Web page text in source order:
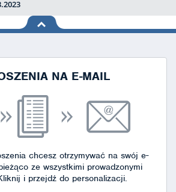
na górę
NA E-MAIL
chcesz otrzymywać na swój e-
ze wszystkimi prowadzonymi
i przejdź do personalizacji.